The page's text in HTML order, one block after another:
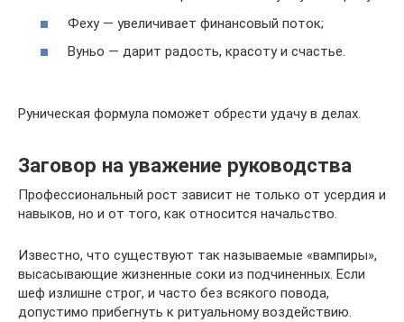
Феху — увеличивает финансовый поток;
Вуньо — дарит радость, красоту и счастье.
Руническая формула поможет обрести удачу в делах.
Заговор на уважение руководства
Профессиональный рост зависит не только от усердия и
навыков, но и от того, как относится начальство.
Известно, что существуют так называемые «вампиры»,
высасывающие жизненные соки из подчиненных. Если
шеф излишне строг, и часто без всякого повода,
допустимо прибегнуть к ритуальному воздействию.